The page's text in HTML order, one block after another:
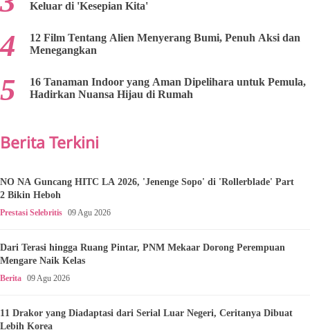
Keluar di 'Kesepian Kita'
12 Film Tentang Alien Menyerang Bumi, Penuh Aksi dan
Menegangkan
16 Tanaman Indoor yang Aman Dipelihara untuk Pemula,
Hadirkan Nuansa Hijau di Rumah
Berita Terkini
NO NA Guncang HITC LA 2026, 'Jenenge Sopo' di 'Rollerblade' Part
2 Bikin Heboh
Prestasi Selebritis 09 Agu 2026
Dari Terasi hingga Ruang Pintar, PNM Mekaar Dorong Perempuan
Mengare Naik Kelas
Berita 09 Agu 2026
11 Drakor yang Diadaptasi dari Serial Luar Negeri, Ceritanya Dibuat
Lebih Korea